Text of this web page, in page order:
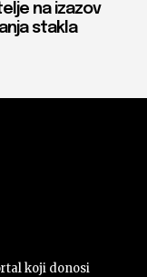
na izazov
stakla
koji donosi